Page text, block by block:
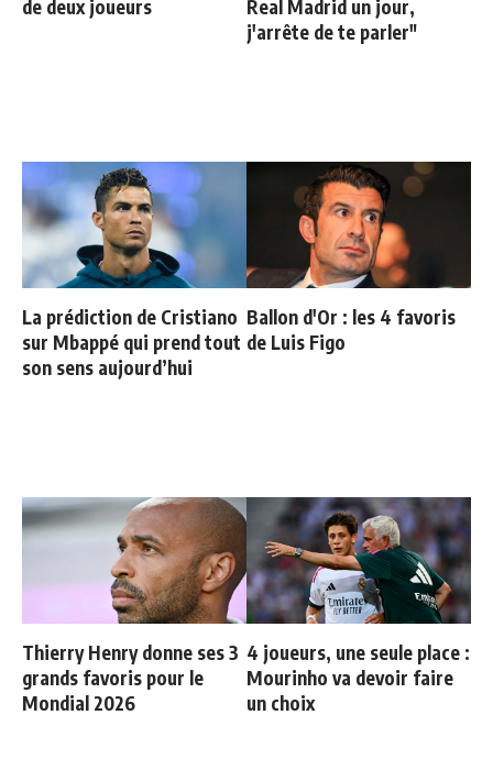
de deux joueurs
Real Madrid un jour,
j'arrête de te parler"
La prédiction de Cristiano
sur Mbappé qui prend tout
son sens aujourd’hui
Ballon d'Or : les 4 favoris
de Luis Figo
Thierry Henry donne ses 3
grands favoris pour le
Mondial 2026
4 joueurs, une seule place :
Mourinho va devoir faire
un choix